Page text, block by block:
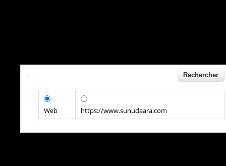
Web https://www.sunudaara.com